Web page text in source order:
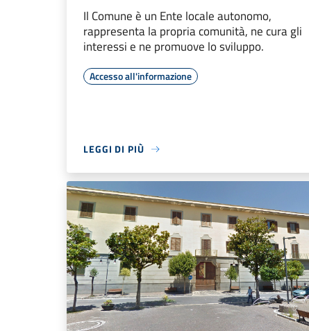
Il Comune è un Ente locale autonomo,
rappresenta la propria comunità, ne cura gli
interessi e ne promuove lo sviluppo.
Accesso all'informazione
LEGGI DI PIÙ